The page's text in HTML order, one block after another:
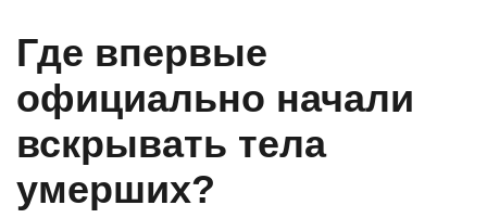
Где впервые
официально начали
вскрывать тела
умерших?